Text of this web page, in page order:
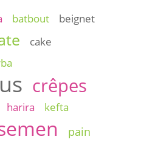
batbout
beignet
cake
crêpes
harira
kefta
pain